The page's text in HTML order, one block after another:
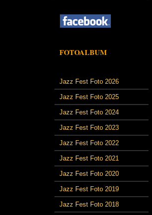
FOTOALBUM
Jazz Fest Foto 2026
Jazz Fest Foto 2025
Jazz Fest Foto 2024
Jazz Fest Foto 2023
Jazz Fest Foto 2022
Jazz Fest Foto 2021
Jazz Fest Foto 2020
Jazz Fest Foto 2019
Jazz Fest Foto 2018